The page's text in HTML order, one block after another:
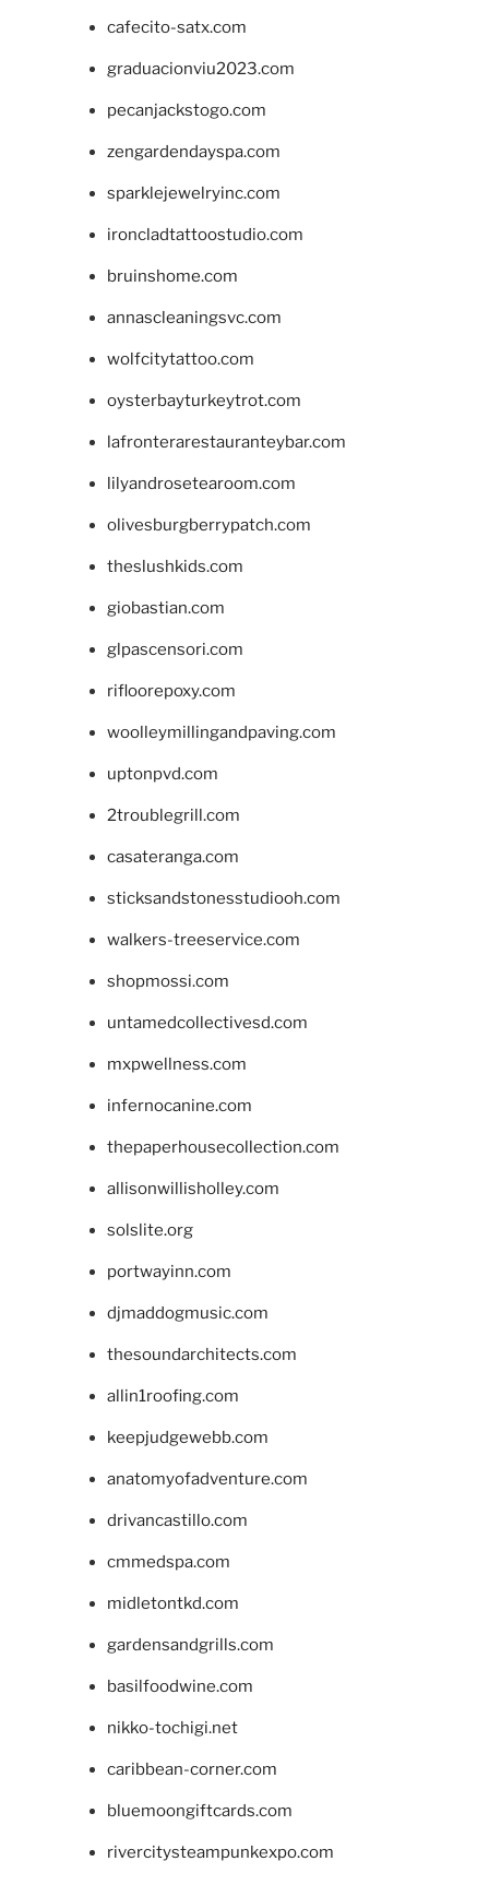
cafecito-satx.com
graduacionviu2023.com
pecanjackstogo.com
zengardendayspa.com
sparklejewelryinc.com
ironcladtattoostudio.com
bruinshome.com
annascleaningsvc.com
wolfcitytattoo.com
oysterbayturkeytrot.com
lafronterarestauranteybar.com
lilyandrosetearoom.com
olivesburgberrypatch.com
theslushkids.com
giobastian.com
glpascensori.com
rifloorepoxy.com
woolleymillingandpaving.com
uptonpvd.com
2troublegrill.com
casateranga.com
sticksandstonesstudiooh.com
walkers-treeservice.com
shopmossi.com
untamedcollectivesd.com
mxpwellness.com
infernocanine.com
thepaperhousecollection.com
allisonwillisholley.com
solslite.org
portwayinn.com
djmaddogmusic.com
thesoundarchitects.com
allin1roofing.com
keepjudgewebb.com
anatomyofadventure.com
drivancastillo.com
cmmedspa.com
midletontkd.com
gardensandgrills.com
basilfoodwine.com
nikko-tochigi.net
caribbean-corner.com
bluemoongiftcards.com
rivercitysteampunkexpo.com